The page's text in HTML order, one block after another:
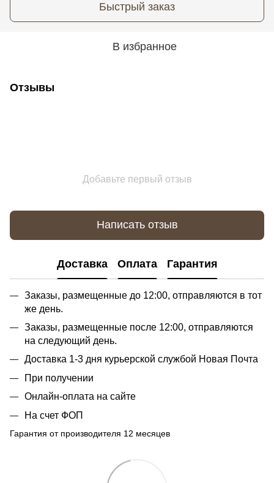
Быстрый заказ
В избранное
Отзывы
Добавьте первый отзыв
Написать отзыв
Доставка Оплата Гарантия
Заказы, размещенные до 12:00, отправляются в тот
же день.
Заказы, размещенные после 12:00, отправляются
на следующий день.
Доставка 1-3 дня курьерской службой Новая Почта
При получении
Онлайн-оплата на сайте
На счет ФОП
Гарантия от производителя 12 месяцев